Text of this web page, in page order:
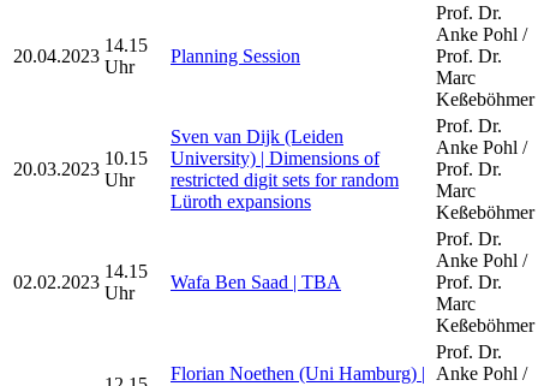
20.04.2023
14.15
Uhr
Planning Session
Prof. Dr.
Anke Pohl /
Prof. Dr.
Marc
Keßeböhmer
20.03.2023
10.15
Uhr
Sven van Dijk (Leiden
University) | Dimensions of
restricted digit sets for random
Lüroth expansions
Prof. Dr.
Anke Pohl /
Prof. Dr.
Marc
Keßeböhmer
02.02.2023
14.15
Uhr
Wafa Ben Saad | TBA
Prof. Dr.
Anke Pohl /
Prof. Dr.
Marc
Keßeböhmer
Florian Noethen (Uni Hamburg) |
Prof. Dr.
Anke Pohl /